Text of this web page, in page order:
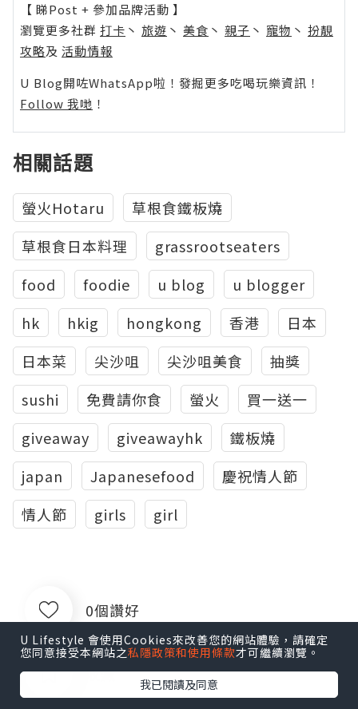
【 睇Post + 參加品牌活動 】
瀏覽更多社群 打卡 丶 旅遊 丶 美食 丶 親子 丶 寵物 丶 扮靚
攻略及 活動情報
U Blog開咗WhatsApp啦！發掘更多吃喝玩樂資訊！
Follow 我哋 ！
相關話題
螢火Hotaru
草根食鐵板燒
草根食日本料理
grassrootseaters
food
foodie u blog
u blogger
hk
hkig hongkong 香港
日本
日本菜
尖沙咀 尖沙咀美食
抽獎
sushi
免費請你食 螢火
買一送一
giveaway
giveawayhk
鐵板燒
japan
Japanesefood
慶祝情人節
情人節
girls girl
0個讚好
收藏
U Lifestyle 會使用Cookies來改善您的網站體驗，請確定
您同意接受本網站之私隱政策和使用條款才可繼續瀏覽。
我已閱讀及同意